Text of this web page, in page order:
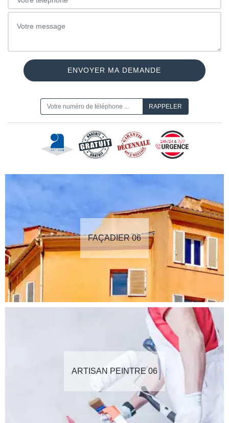
FAÇADIER 06
ARTISAN PEINTRE 06